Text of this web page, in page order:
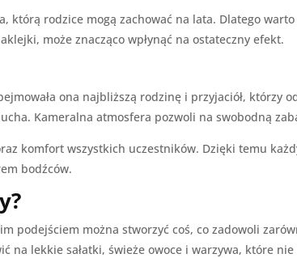
rodzice mogą zachować na lata. Dlatego
może znacząco wpłynąć na ostateczny efekt.
ona najbliższą rodzinę i przyjaciół, którzy
Kameralna atmosfera pozwoli na swobodną
komfort wszystkich uczestników. Dzięki temu
bodźców.
podejściem można stworzyć coś, co zadowoli
na lekkie sałatki, świeże owoce i warzywa, które